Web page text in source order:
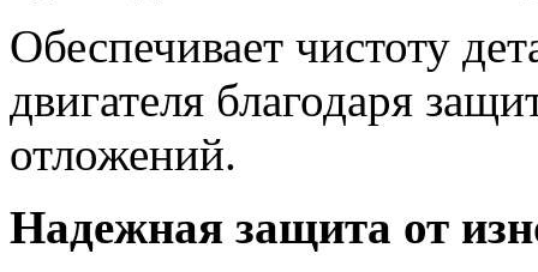
Обеспечивает чистоту
двигателя благодаря
отложений.
Надежная защита от